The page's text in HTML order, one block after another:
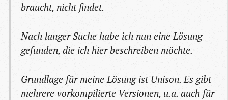
braucht, nicht findet.
Nach langer Suche habe ich nun eine Lösung
gefunden, die ich hier beschreiben möchte.
Grundlage für meine Lösung ist Unison. Es gibt
mehrere vorkompilierte Versionen, u.a. auch für